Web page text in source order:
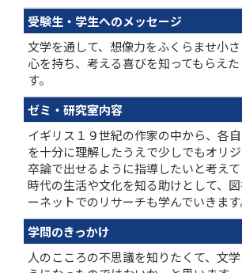
受験生・学生へのメッセージ
文学を通して、想像力をふくらませ小
心を持ち、考える喜びを知ってもらえ
す。
ゼミ・研究室内容
イギリス１９世紀の作家の中から、各
を十分に理解したうえで少しでもオリ
卒論で出せるように指導したいと考え
時代の生活や文化を知る助けとして、
ーネットでのリサーチも学んでいきます
学問のきっかけ
人のこころの不思議を知りたくて、文